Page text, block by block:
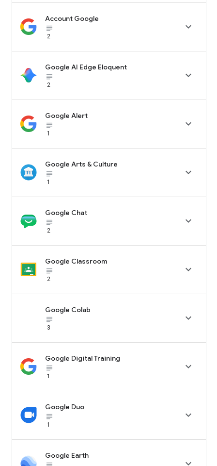
Account Google
subject_black
2

Google AI Edge Eloquent
subject_black
2

Google Alert
subject_black
1

Google Arts & Culture
subject_black
1

Google Chat
subject_black
2

Google Classroom
subject_black
2

Google Colab
subject_black
3

Google Digital Training
subject_black
1

Google Duo
subject_black
1

Google Earth